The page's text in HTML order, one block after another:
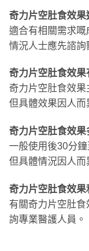
奇力片空肚食效果
適合有相關需求
情況人士應先諮詢
奇力片空肚食效果
奇力片空肚食效果
但具體效果因人而
奇力片空肚食效果
一般使用後30分
但具體情況因人而
奇力片空肚食效果
有關奇力片空肚
詢專業醫護人員。